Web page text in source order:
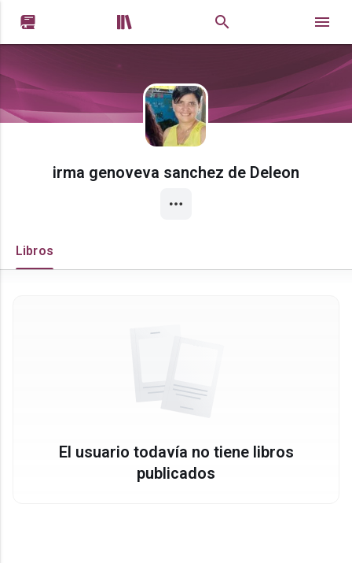
 
irma genoveva sanchez de Deleon
Libros
El usuario todavía no tiene libros
publicados